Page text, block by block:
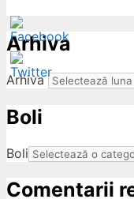
Arhiva
Arhiva
Boli
Boli
Comentarii